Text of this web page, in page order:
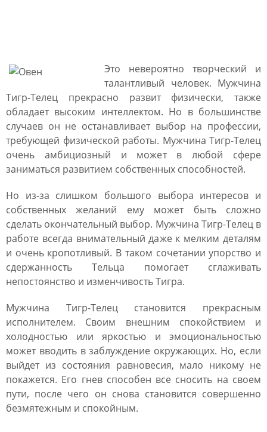
Это невероятно творческий и
талантливый человек. Мужчина
Тигр-Телец прекрасно развит физически, также
обладает высоким интеллектом. Но в большинстве
случаев он не останавливает выбор на профессии,
требующей физической работы. Мужчина Тигр-Телец
очень амбициозный и может в любой сфере
заниматься развитием собственных способностей.
Но из-за слишком большого выбора интересов и
собственных желаний ему может быть сложно
сделать окончательный выбор. Мужчина Тигр-Телец в
работе всегда внимательный даже к мелким деталям
и очень кропотливый. В таком сочетании упорство и
сдержанность Тельца помогает сглаживать
непостоянство и изменчивость Тигра.
Мужчина Тигр-Телец становится прекрасным
исполнителем. Своим внешним спокойствием и
холодностью или яркостью и эмоциональностью
может вводить в заблуждение окружающих. Но, если
выйдет из состояния равновесия, мало никому не
покажется. Его гнев способен все сносить на своем
пути, после чего он снова становится совершенно
безмятежным и спокойным.